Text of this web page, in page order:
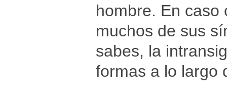
hombre. En caso
muchos de sus
sabes, la
formas a lo largo